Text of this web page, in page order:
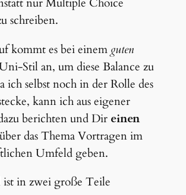
nur Multiple Choice
schreiben.
kommt es bei einem guten
Stil an, um diese Balance zu
ich selbst noch in der Rolle des
kann ich aus eigener
berichten und Dir einen
das Thema Vortragen im
Umfeld geben.
in zwei große Teile